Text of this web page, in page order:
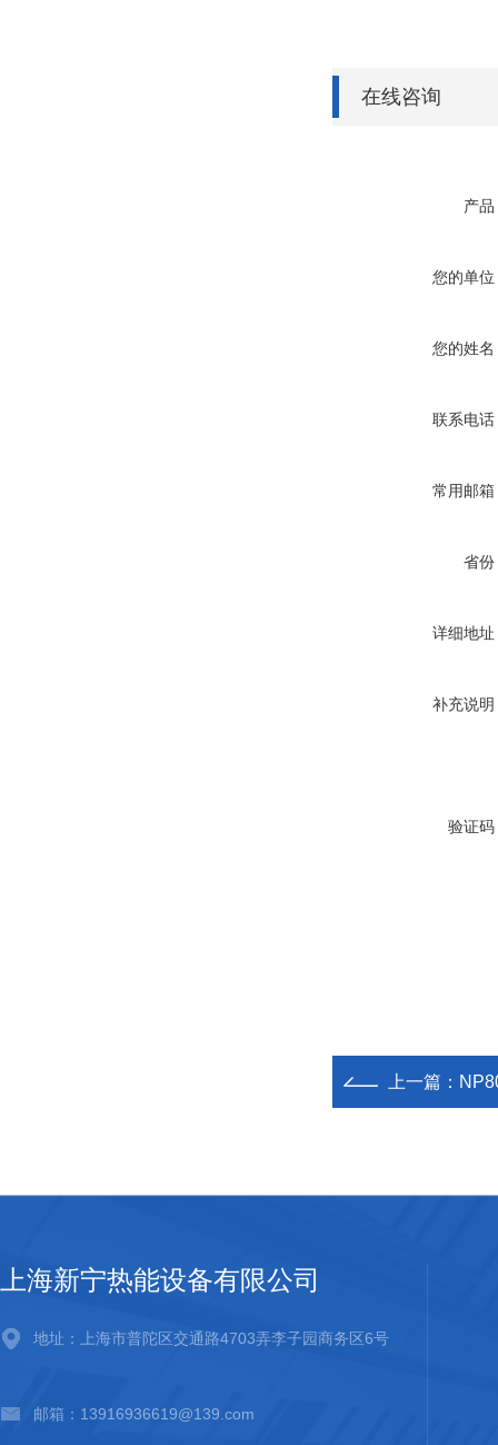
在线咨询
产品
您的单位
您的姓名
联系电话
常用邮箱
省份
详细地址
补充说明
验证码
上一篇：
上海新宁热能设备有限公司
地址：上海市普陀区交通路4703弄李子园商务区6号
邮箱：13916936619@139.com